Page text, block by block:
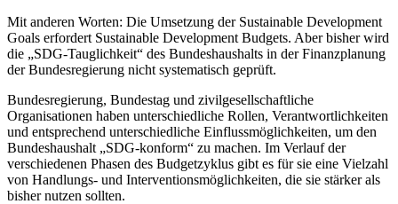
Mit anderen Worten: Die Umsetzung der Sustainable Development
Goals erfordert Sustainable Development Budgets. Aber bisher wird
die „SDG-Tauglichkeit“ des Bundeshaushalts in der Finanzplanung
der Bundesregierung nicht systematisch geprüft.
Bundesregierung, Bundestag und zivilgesellschaftliche
Organisationen haben unterschiedliche Rollen, Verantwortlichkeiten
und entsprechend unterschiedliche Einflussmöglichkeiten, um den
Bundeshaushalt „SDG-konform“ zu machen. Im Verlauf der
verschiedenen Phasen des Budgetzyklus gibt es für sie eine Vielzahl
von Handlungs- und Interventionsmöglichkeiten, die sie stärker als
bisher nutzen sollten.